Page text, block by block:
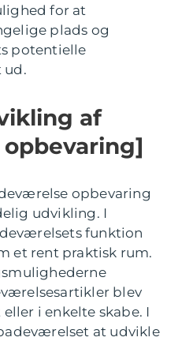
for at
plads og
potentielle
ud.
af
opbevaring
udvikling. I
funktion
et rent praktisk rum.
blev
i enkelte skabe. I
at udvikle